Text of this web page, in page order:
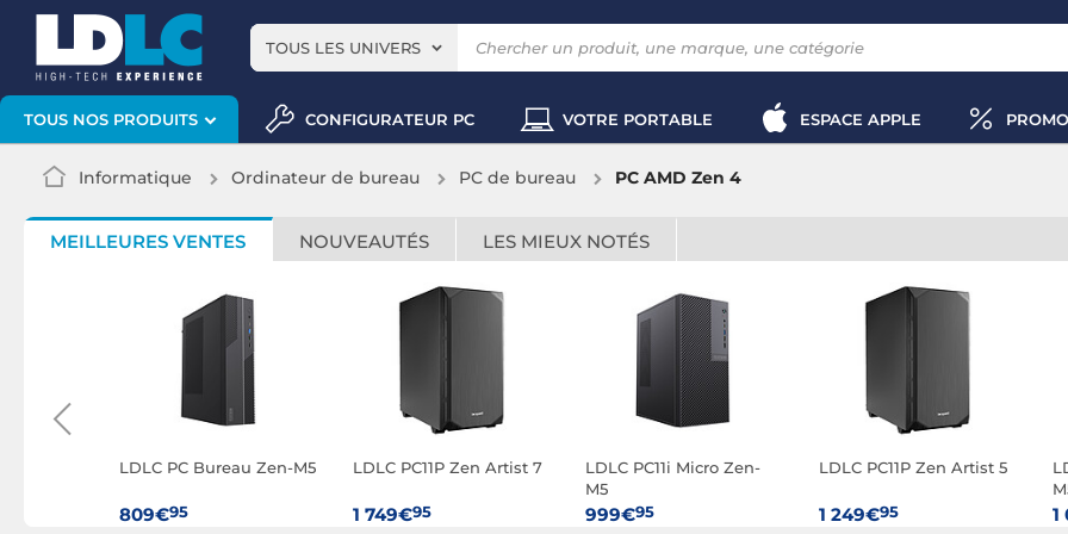
TOUS LES UNIVERS
TOUS NOS PRODUITS CONFIGURATEUR PC VOTRE PORTABLE ESPACE APPLE
Informatique Ordinateur de bureau PC de bureau PC AMD Zen 4
MEILLEURES VENTES NOUVEAUTÉS LES MIEUX NOTÉS
LDLC PC Bureau Zen-M5
809€95
LDLC PC11P Zen Artist 7
1 749€95
LDLC PC11i Micro Zen-
M5
999€95
LDLC PC11P Zen Artist 5
1 249€95 1